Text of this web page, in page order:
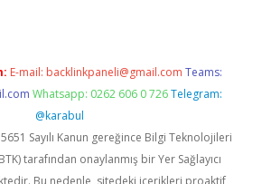
E-mail: backlinkpaneli@gmail.com Teams:
Whatsapp: 0262 606 0 726 Telegram:
@karabul
Sayılı Kanun gereğince Bilgi Teknolojileri
tarafından onaylanmış bir Yer Sağlayıcı
Bu nedenle, sitedeki içerikleri proaktif